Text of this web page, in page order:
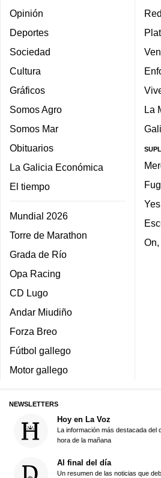
Opinión
Deportes
Sociedad
Cultura
Gráficos
Somos Agro
Somos Mar
Obituarios
La Galicia Económica
El tiempo
Mundial 2026
Torre de Marathon
Grada de Río
Opa Racing
CD Lugo
Andar Miudiño
Forza Breo
Fútbol gallego
Motor gallego
Red
La
Yes
NEWSLETTERS
Hoy en La Voz
La información más destacada
hora de la mañana
Al final del día
Un resumen de las noticias que